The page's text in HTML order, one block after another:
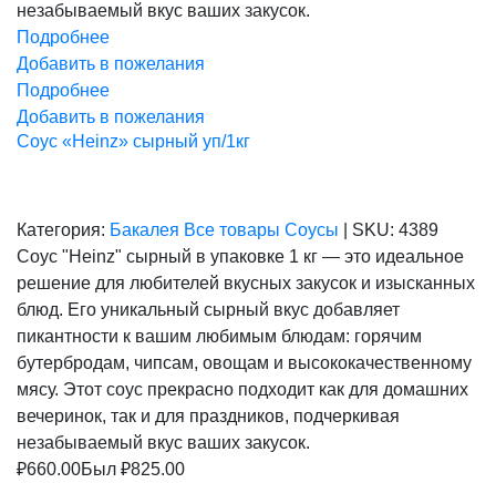
незабываемый вкус ваших закусок.
Подробнее
Добавить в пожелания
Подробнее
Добавить в пожелания
Соус «Heinz» сырный уп/1кг
Категория: Бакалея Все товары Соусы SKU: 4389
Соус "Heinz" сырный в упаковке 1 кг — это идеальное
решение для любителей вкусных закусок и изысканных
блюд. Его уникальный сырный вкус добавляет
пикантности к вашим любимым блюдам: горячим
бутербродам, чипсам, овощам и высококачественному
мясу. Этот соус прекрасно подходит как для домашних
вечеринок, так и для праздников, подчеркивая
незабываемый вкус ваших закусок.
₽660.00Был ₽825.00